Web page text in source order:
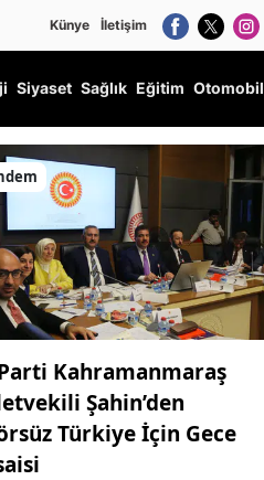
Künye İletişim
Siyaset Sağlık Eğitim Otomobil
Kahramanmaraş
Şahin’den
Türkiye İçin Gece